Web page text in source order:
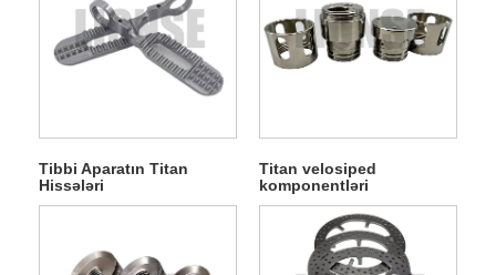
Tibbi Aparatın Titan
Hissələri
Titan velosiped
komponentləri